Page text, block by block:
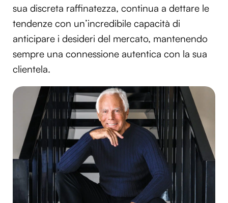
sua discreta raffinatezza, continua a dettare le
tendenze con un’incredibile capacità di
anticipare i desideri del mercato, mantenendo
sempre una connessione autentica con la sua
clientela.